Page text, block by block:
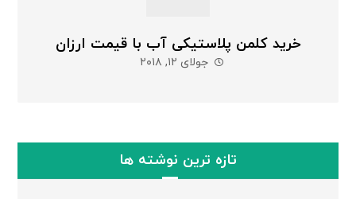
خرید کلمن پلاستیکی آب با قیمت ارزان
جولای ۱۲, ۲۰۱۸
تازه ترین نوشته ها